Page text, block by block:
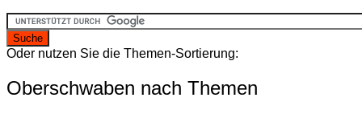
Oder nutzen Sie die Themen-Sortierung:
Oberschwaben nach Themen